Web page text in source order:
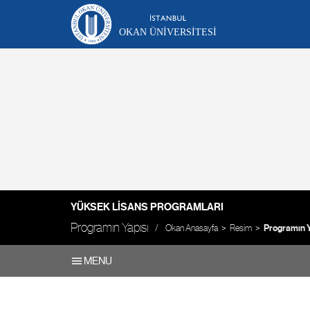
OKAN ÜNIVERSITESI
YÜKSEK LISANS PROGRAMLARI
Programın Yapısı Okan Anasayfa Resim Programın
MENU